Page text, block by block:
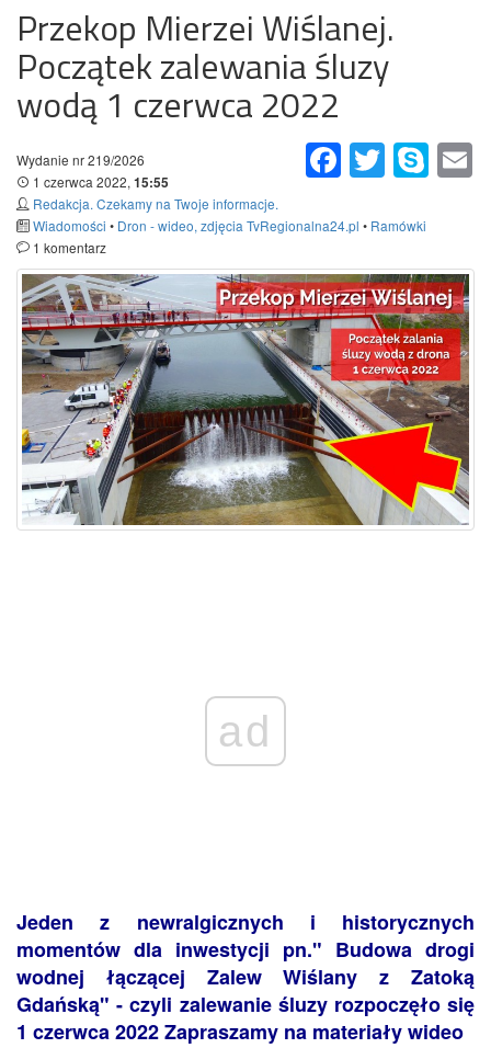
Przekop Mierzei Wiślanej.
Początek zalewania śluzy
wodą 1 czerwca 2022
FacebookTwitter Skype
Wydanie nr 219/2026
1 czerwca 2022, 15:55
Redakcja. Czekamy na Twoje informacje.
Wiadomości • Dron - wideo, zdjęcia TvRegionalna24.pl • Ramówki
1 komentarz
ad
Jeden z newralgicznych i historycznych
momentów dla inwestycji pn." Budowa drogi
wodnej łączącej Zalew Wiślany z Zatoką
Gdańską" - czyli zalewanie śluzy rozpoczęło się
1 czerwca 2022 Zapraszamy na materiały wideo